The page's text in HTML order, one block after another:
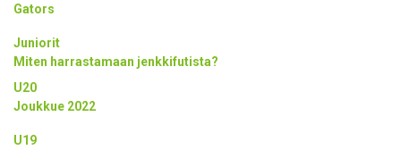
Gators
Juniorit
Miten harrastamaan jenkkifutista?
U20
Joukkue 2022
U19